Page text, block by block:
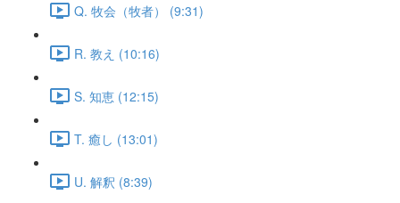
Q. 牧会（牧者） (9:31)
R. 教え (10:16)
S. 知恵 (12:15)
T. 癒し (13:01)
U. 解釈 (8:39)